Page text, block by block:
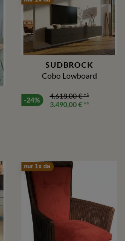
SUDBROCK
Cobo Lowboard
4.618,00 €*¹
3.490,00 €*¹
-24%
nur 1x da